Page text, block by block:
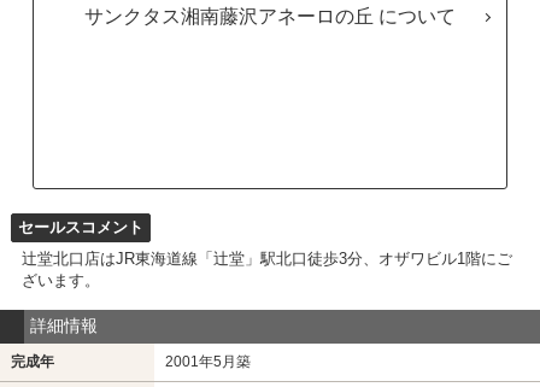
サンクタス湘南藤沢アネーロの丘
セールスコメント
辻堂北口店はJR東海道線「辻堂」駅北口徒歩3分、オザワビル1階にご
ざいます。
詳細情報
完成年 2001年5月築